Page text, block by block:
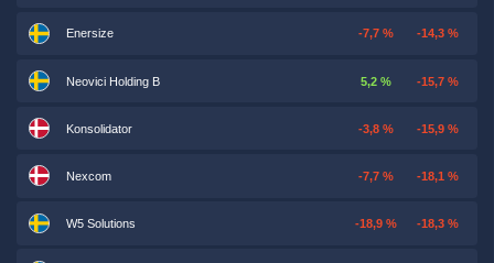
Enersize -7,7 % -14,3 %
Neovici Holding B 5,2 % -15,7 %
Konsolidator -3,8 % -15,9 %
Nexcom -7,7 % -18,1 %
W5 Solutions -18,9 % -18,3 %